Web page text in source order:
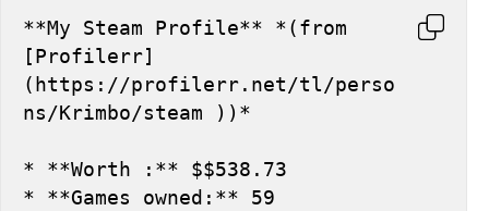
**My Steam Profile** *(from
[Profilerr]
(https://profilerr.net/tl/perso
ns/Krimbo/steam ))*
* **Worth :** $$538.73
* **Games owned:** 59